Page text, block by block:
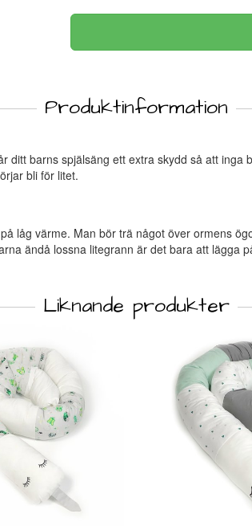
Produktinformation
ditt barns spjälsäng ett extra skydd så att
bli för litet.
låg värme. Man bör trä något över ormens
ändå lossna litegrann är det bara att lägga
Liknande produkter